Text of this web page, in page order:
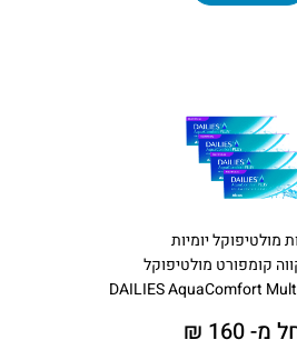
מולטיפוקל יומיות
קומפורט מולטיפוקל
DAILIES AquaComfort
160 ₪